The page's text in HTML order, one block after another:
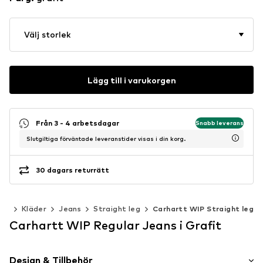
Välj storlek
Lägg till i varukorgen
Från 3 - 4 arbetsdagar Snabb leverans
Slutgiltiga förväntade leveranstider visas i din korg.
30 dagars returrätt
Kläder Jeans Straight leg Carhartt WIP Straight leg
Carhartt WIP Regular Jeans i Grafit
Design & Tillbehör